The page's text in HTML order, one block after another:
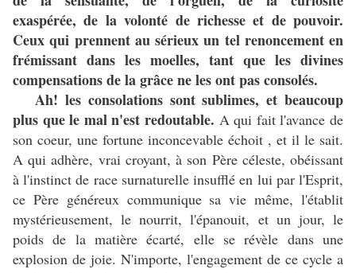
exaspérée, de la volonté de richesse et de pouvoir.
Ceux qui prennent au sérieux un tel renoncement en
frémissant dans les moelles, tant que les divines
compensations de la grâce ne les ont pas consolés.
Ah! les consolations sont sublimes, et beaucoup
plus que le mal n'est redoutable. A qui fait l'avance de
son coeur, une fortune inconcevable échoit , et il le sait.
A qui adhère, vrai croyant, à son Père céleste, obéissant
à l'instinct de race surnaturelle insufflé en lui par l'Esprit,
ce Père généreux communique sa vie même, l'établit
mystérieusement, le nourrit, l'épanouit, et un jour, le
poids de la matière écarté, elle se révèle dans une
explosion de joie. N'importe, l'engagement de ce cycle a